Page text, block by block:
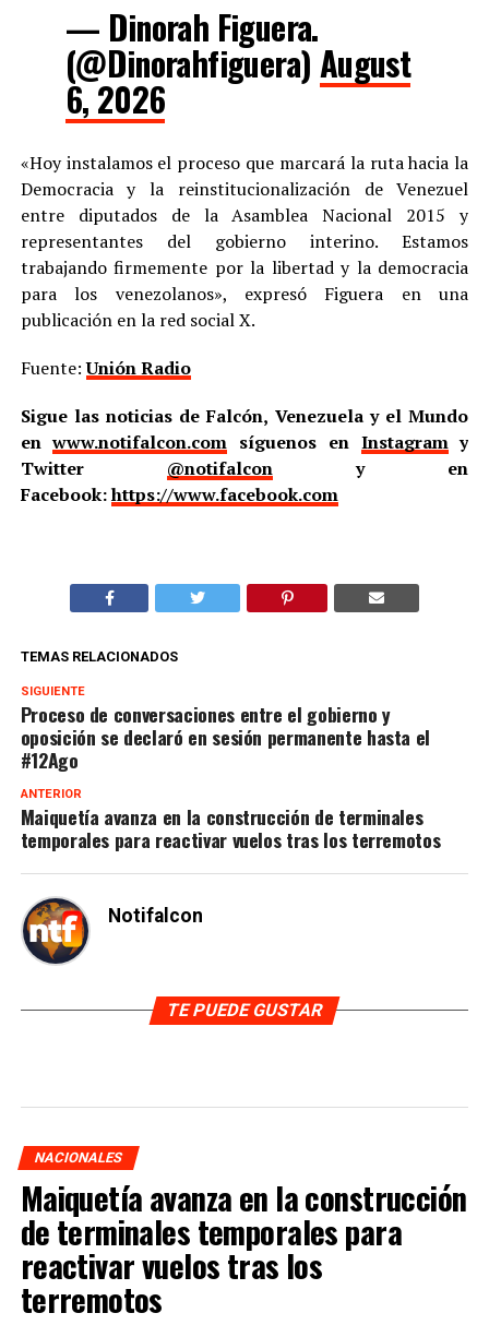
— Dinorah Figuera.
(@Dinorahfiguera) August
6, 2026
«Hoy instalamos el proceso que marcará la ruta hacia la
Democracia y la reinstitucionalización de Venezuel
entre diputados de la Asamblea Nacional 2015 y
representantes del gobierno interino. Estamos
trabajando firmemente por la libertad y la democracia
para los venezolanos», expresó Figuera en una
publicación en la red social X.
Fuente:Unión Radio
Sigue las noticias de Falcón, Venezuela y el Mundo
enwww.notifalcon.com síguenos en Instagramy
Twitter @notifalcony en
Facebook:https://www.facebook.com
TEMAS RELACIONADOS
SIGUIENTE
Proceso de conversaciones entre el gobierno y
oposición se declaró en sesión permanente hasta el
#12Ago
ANTERIOR
Maiquetía avanza en la construcción de terminales
temporales para reactivar vuelos tras los terremotos
Notifalcon
TE PUEDE GUSTAR
NACIONALES
Maiquetía avanza en la construcción
de terminales temporales para
reactivar vuelos tras los
terremotos